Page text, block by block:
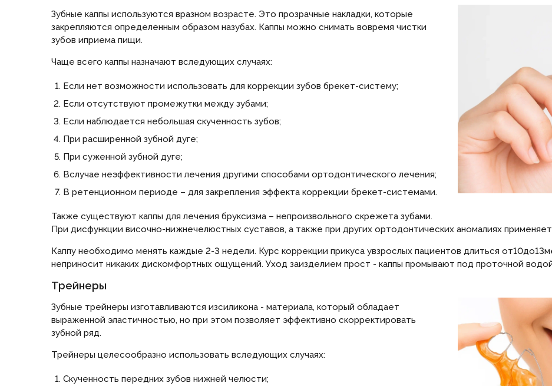
Зубные каппы используются вразном возрасте. Это прозрачные накладки, которые
закрепляются определенным образом назубах. Каппы можно снимать вовремя чистки
зубов иприема пищи.
Чаще всего каппы назначают вследующих случаях:
Если нет возможности использовать для коррекции зубов брекет-систему;
Если отсутствуют промежутки между зубами;
Если наблюдается небольшая скученность зубов;
При расширенной зубной дуге;
При суженной зубной дуге;
Вслучае неэффективности лечения другими способами ортодонтического лечения;
В ретенционном периоде – для закрепления эффекта коррекции брекет-системами.
Также существуют каппы для лечения бруксизма – непроизвольного скрежета зубами.
При дисфункции височно-нижнечелюстных суставов, а также при других ортодонтических аномалиях
Каппу необходимо менять каждые 2-3 недели. Курс коррекции прикуса увзрослых пациентов длиться
неприносит никаких дискомфортных ощущений. Уход заизделием прост - каппы промывают под проточной
Трейнеры
Зубные трейнеры изготавливаются изсиликона - материала, который обладает
выраженной эластичностью, но при этом позволяет эффективно скорректировать
зубной ряд.
Трейнеры целесообразно использовать вследующих случаях:
Скученность передних зубов нижней челюсти;